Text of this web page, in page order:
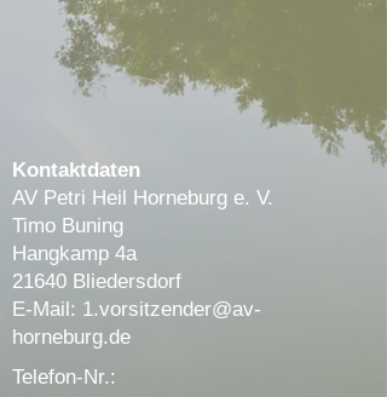
Kontaktdaten
AV Petri Heil Horneburg e. V.
Timo Buning
Hangkamp 4a
21640 Bliedersdorf
E-Mail: 1.vorsitzender@av-
horneburg.de
Telefon-Nr.: